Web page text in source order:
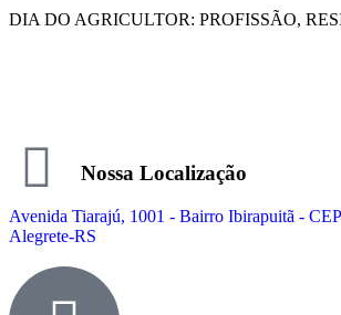
DIA DO AGRICULTOR: PROFISSÃO,
Nossa Localização
Avenida Tiarajú, 1001 - Bairro Ibirapuitã -
Alegrete-RS